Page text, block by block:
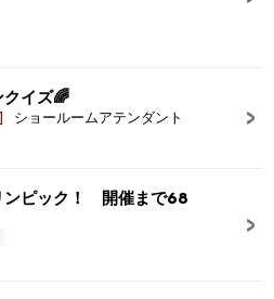
クイズ🌈
ショールームアテンダント
ンピック！ 開催まで68